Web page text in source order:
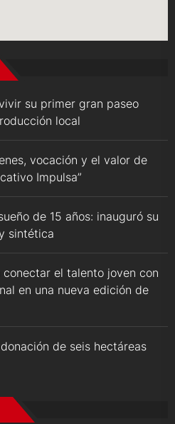
su primer gran paseo
local
vocación y el valor de
Impulsa”
de 15 años: inauguró su
sintética
el talento joven con
en una nueva edición de
de seis hectáreas